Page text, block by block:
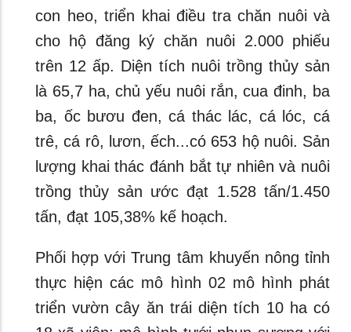
con heo, triển khai điều tra chăn nuôi và
cho hộ đăng ký chăn nuôi 2.000 phiếu
trên 12 ấp. Diện tích nuôi trồng thủy sản
là 65,7 ha, chủ yếu nuôi rắn, cua đinh, ba
ba, ốc bươu đen, cá thác lác, cá lóc, cá
trê, cá rô, lươn, ếch...có 653 hộ nuôi. Sản
lượng khai thác đánh bắt tự nhiên và nuôi
trồng thủy sản ước đạt 1.528 tấn/1.450
tấn, đạt 105,38% kế hoạch.
Phối hợp với Trung tâm khuyến nông tỉnh
thực hiện các mô hình 02 mô hình phát
triển vườn cây ăn trái diện tích 10 ha có